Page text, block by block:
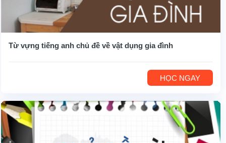
Từ vựng tiếng anh chủ đề về vật dụng gia đình
HỌC NGAY